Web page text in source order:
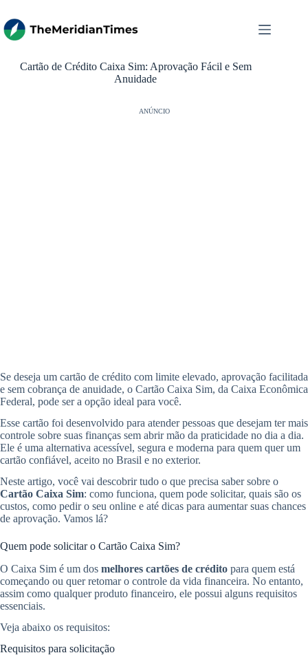
para
o
Cartão de Crédito Caixa Sim: Aprovação Fácil e Sem
Anuidade
ANÚNCIO
Se deseja um cartão de crédito com limite elevado, aprovação facilitada
e sem cobrança de anuidade, o Cartão Caixa Sim, da Caixa Econômica
Federal, pode ser a opção ideal para você.
Esse cartão foi desenvolvido para atender pessoas que desejam ter mais
controle sobre suas finanças sem abrir mão da praticidade no dia a dia.
Ele é uma alternativa acessível, segura e moderna para quem quer um
cartão confiável, aceito no Brasil e no exterior.
Neste artigo, você vai descobrir tudo o que precisa saber sobre o
Cartão Caixa Sim: como funciona, quem pode solicitar, quais são os
custos, como pedir o seu online e até dicas para aumentar suas chances
de aprovação. Vamos lá?
Quem pode solicitar o Cartão Caixa Sim?
O Caixa Sim é um dos melhores cartões de crédito para quem está
começando ou quer retomar o controle da vida financeira. No entanto,
assim como qualquer produto financeiro, ele possui alguns requisitos
essenciais.
Veja abaixo os requisitos:
Requisitos para solicitação